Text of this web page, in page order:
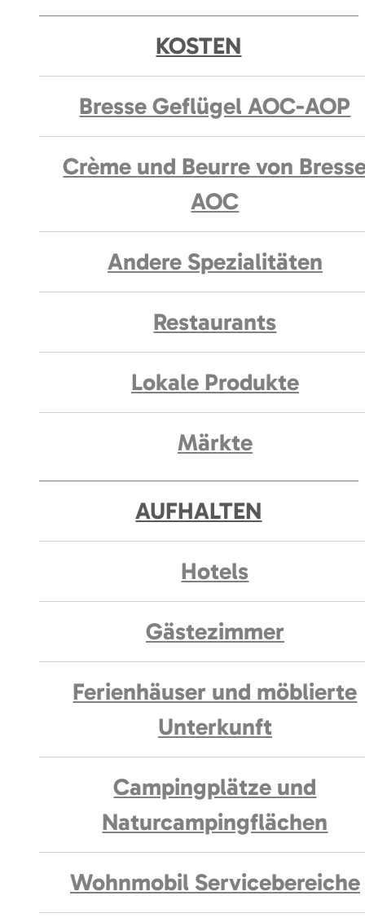
KOSTEN
Bresse Geflügel AOC-AOP
Crème und Beurre von
AOC
Andere Spezialitäten
Restaurants
Lokale Produkte
Märkte
AUFHALTEN
Hotels
Gästezimmer
Ferienhäuser und möblierte
Unterkunft
Campingplätze und
Naturcampingflächen
Wohnmobil Servicebereiche